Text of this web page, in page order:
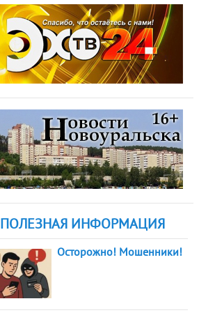
ПОЛЕЗНАЯ ИНФОРМАЦИЯ
Осторожно! Мошенники!